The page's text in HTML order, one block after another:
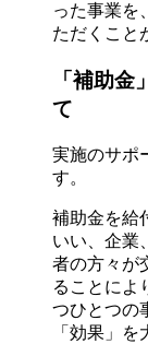
った事業を
ただくこと
「補助
て
実施のサポ
す。
補助金を給
いい、企業
者の方々が
ることによ
つひとつの
「効果」